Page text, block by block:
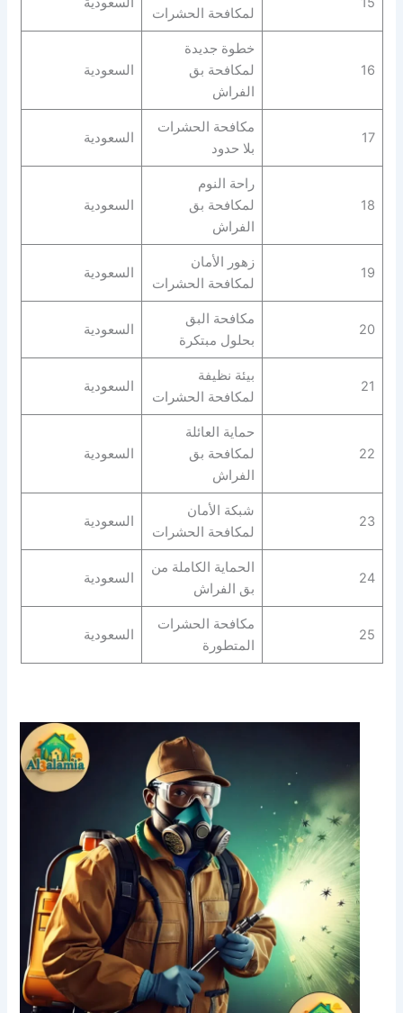
لمكافحة الحشرات
16
خطوة جديدة
لمكافحة بق
الفراش
السعودية
17
مكافحة الحشرات
بلا حدود
السعودية
18
راحة النوم
لمكافحة بق
الفراش
السعودية
19
زهور الأمان
لمكافحة الحشرات
السعودية
20
مكافحة البق
بحلول مبتكرة
السعودية
21
بيئة نظيفة
لمكافحة الحشرات
السعودية
22
حماية العائلة
لمكافحة بق
الفراش
السعودية
23
شبكة الأمان
لمكافحة الحشرات
السعودية
24
الحماية الكاملة من
بق الفراش
السعودية
25
مكافحة الحشرات
المتطورة
السعودية